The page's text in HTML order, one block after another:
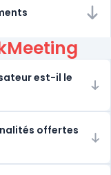
est-il le
offertes